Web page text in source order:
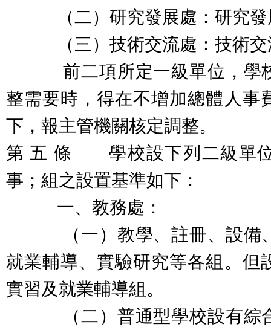
（二）研究發展處：研究發
（三）技術交流處：技術交
前二項所定一級單位，學校
整需要時，得在不增加總體人事
下，報主管機關核定調整。
第 五 條 學校設下列二級單位
事；組之設置基準如下：
一、教務處：
（一）教學、註冊、設備、
就業輔導、實驗研究等各組。但
實習及就業輔導組。
（二）普通型學校設有綜合